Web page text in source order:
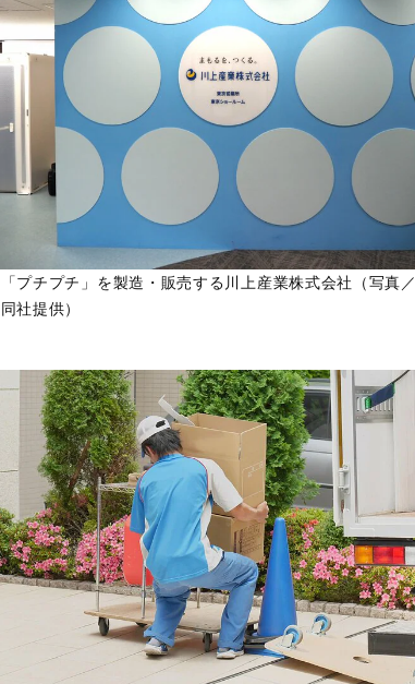
「プチプチ」を製造・販売する川上産業株式会社（写真／
同社提供）